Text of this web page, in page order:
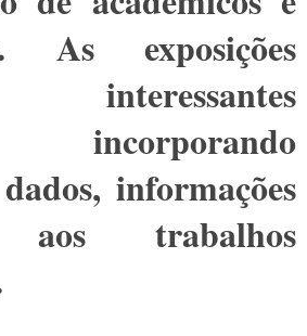
As exposições
interessantes
incorporando
informações
aos trabalhos